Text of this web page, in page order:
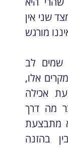
שני אין
מורגש
שמים לב
אלו,
אכילה
מה דרך
מתבצעת
בהזנה